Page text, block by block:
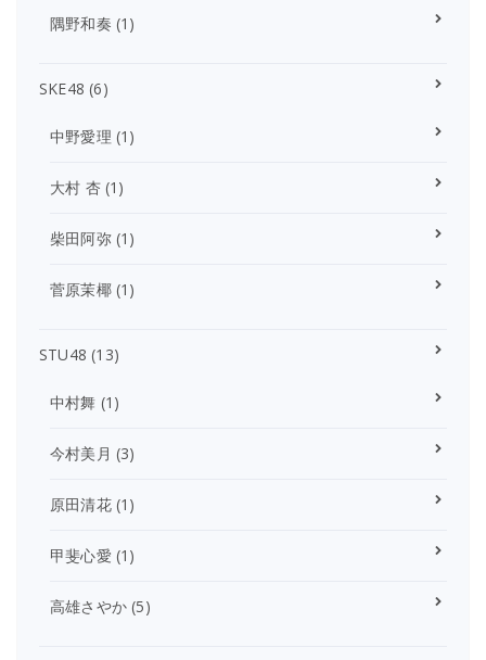
隅野和奏 (1)
SKE48 (6)
中野愛理 (1)
大村 杏(1)
柴田阿弥(1)
菅原茉椰(1)
STU48 (13)
中村舞 (1)
今村美月 (3)
原田清花(1)
甲斐心愛 (1)
高雄さやか (5)